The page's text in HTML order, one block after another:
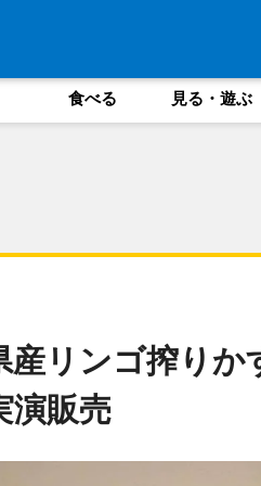
食べる 見る・遊ぶ
産リンゴ搾りか
演販売